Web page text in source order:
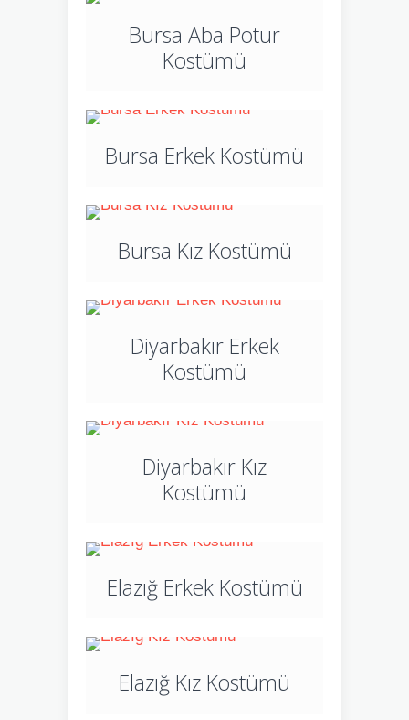
Bursa Aba Potur
Kostümü
Bursa Erkek Kostümü
Bursa Kız Kostümü
Diyarbakır Erkek
Kostümü
Diyarbakır Kız
Kostümü
Elazığ Erkek Kostümü
Elazığ Kız Kostümü